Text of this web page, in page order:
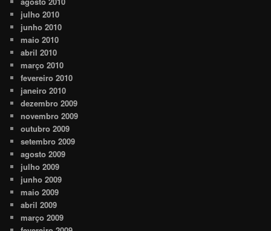
julho 2010
junho 2010
maio 2010
abril 2010
março 2010
fevereiro 2010
janeiro 2010
dezembro 2009
novembro 2009
outubro 2009
setembro 2009
agosto 2009
julho 2009
junho 2009
maio 2009
abril 2009
março 2009